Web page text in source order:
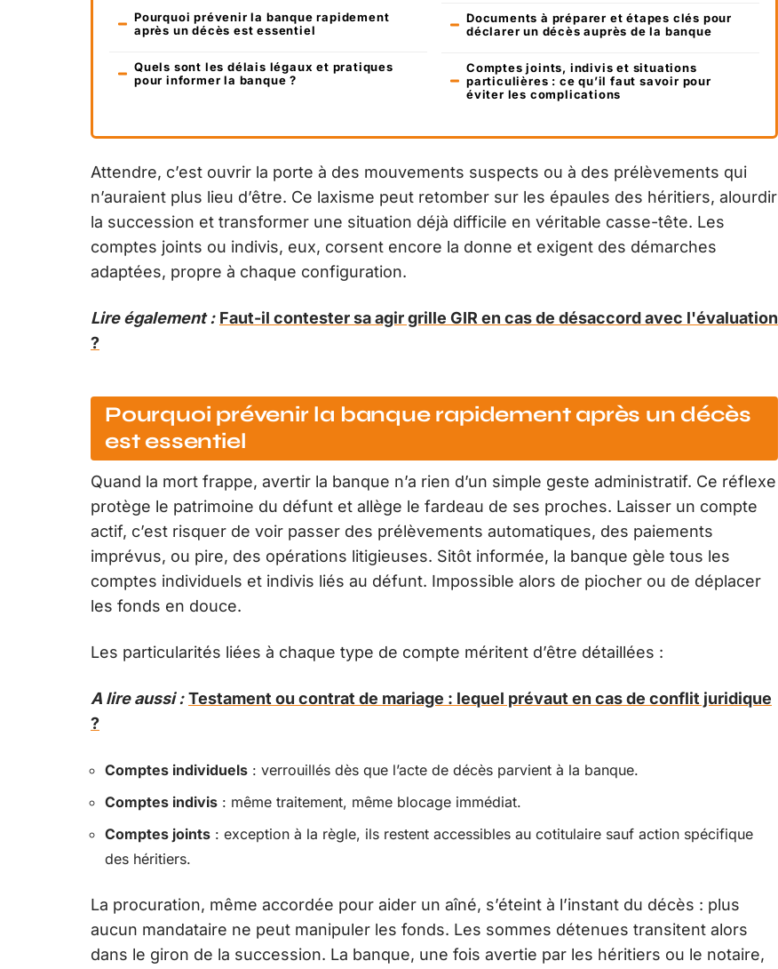
Pourquoi prévenir la banque rapidement
après un décès est essentiel
Quels sont les délais légaux et pratiques
pour informer la banque ?
Documents à préparer et étapes clés pour
déclarer un décès auprès de la banque
Comptes joints, indivis et situations
particulières : ce qu’il faut savoir pour
éviter les complications
Attendre, c’est ouvrir la porte à des mouvements suspects ou à des prélèvements qui
n’auraient plus lieu d’être. Ce laxisme peut retomber sur les épaules des héritiers, alourdir
la succession et transformer une situation déjà difficile en véritable casse-tête. Les
comptes joints ou indivis, eux, corsent encore la donne et exigent des démarches
adaptées, propre à chaque configuration.
Lire également : Faut-il contester sa agir grille GIR en cas de désaccord avec l'évaluation
?
Pourquoi prévenir la banque rapidement après un décès
est essentiel
Quand la mort frappe, avertir la banque n’a rien d’un simple geste administratif. Ce réflexe
protège le patrimoine du défunt et allège le fardeau de ses proches. Laisser un compte
actif, c’est risquer de voir passer des prélèvements automatiques, des paiements
imprévus, ou pire, des opérations litigieuses. Sitôt informée, la banque gèle tous les
comptes individuels et indivis liés au défunt. Impossible alors de piocher ou de déplacer
les fonds en douce.
Les particularités liées à chaque type de compte méritent d’être détaillées :
A lire aussi : Testament ou contrat de mariage : lequel prévaut en cas de conflit juridique
?
Comptes individuels : verrouillés dès que l’acte de décès parvient à la banque.
Comptes indivis : même traitement, même blocage immédiat.
Comptes joints : exception à la règle, ils restent accessibles au cotitulaire sauf action spécifique
des héritiers.
La procuration, même accordée pour aider un aîné, s’éteint à l’instant du décès : plus
aucun mandataire ne peut manipuler les fonds. Les sommes détenues transitent alors
dans le giron de la succession. La banque, une fois avertie par les héritiers ou le notaire,